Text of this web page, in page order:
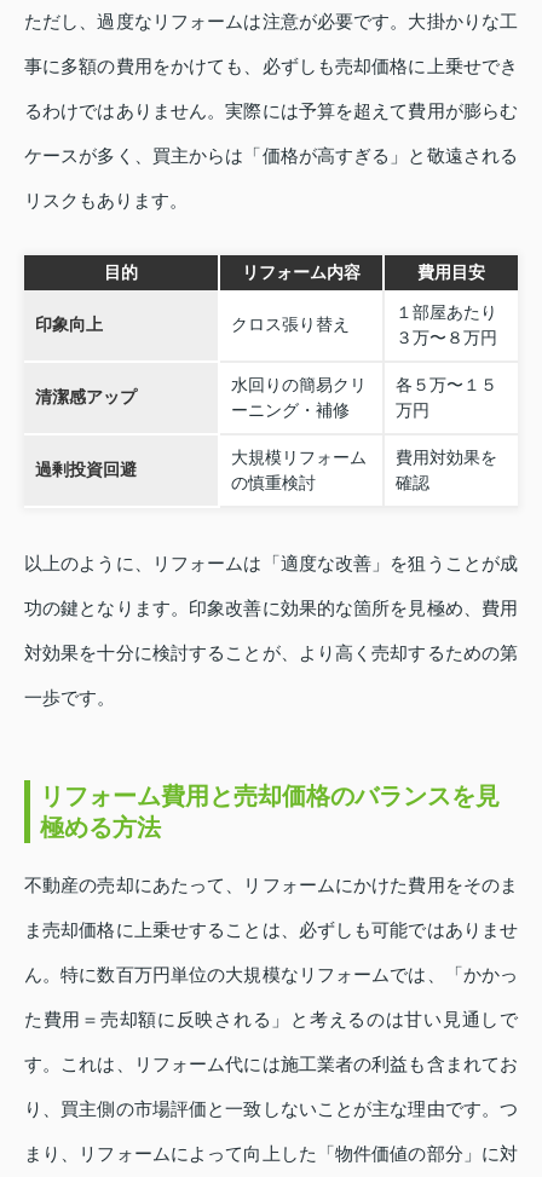
ただし、過度なリフォームは注意が必要です。大掛かりな工
事に多額の費用をかけても、必ずしも売却価格に上乗せでき
るわけではありません。実際には予算を超えて費用が膨らむ
ケースが多く、買主からは「価格が高すぎる」と敬遠される
リスクもあります。
目的 リフォーム内容 費用目安
印象向上 クロス張り替え
１部屋あたり
３万〜８万円
清潔感アップ
水回りの簡易クリ
ーニング・補修
各５万〜１５
万円
過剰投資回避
大規模リフォーム
の慎重検討
費用対効果を
確認
以上のように、リフォームは「適度な改善」を狙うことが成
功の鍵となります。印象改善に効果的な箇所を見極め、費用
対効果を十分に検討することが、より高く売却するための第
一歩です。
リフォーム費用と売却価格のバランスを見
極める方法
不動産の売却にあたって、リフォームにかけた費用をそのま
ま売却価格に上乗せすることは、必ずしも可能ではありませ
ん。特に数百万円単位の大規模なリフォームでは、「かかっ
た費用＝売却額に反映される」と考えるのは甘い見通しで
す。これは、リフォーム代には施工業者の利益も含まれてお
り、買主側の市場評価と一致しないことが主な理由です。つ
まり、リフォームによって向上した「物件価値の部分」に対